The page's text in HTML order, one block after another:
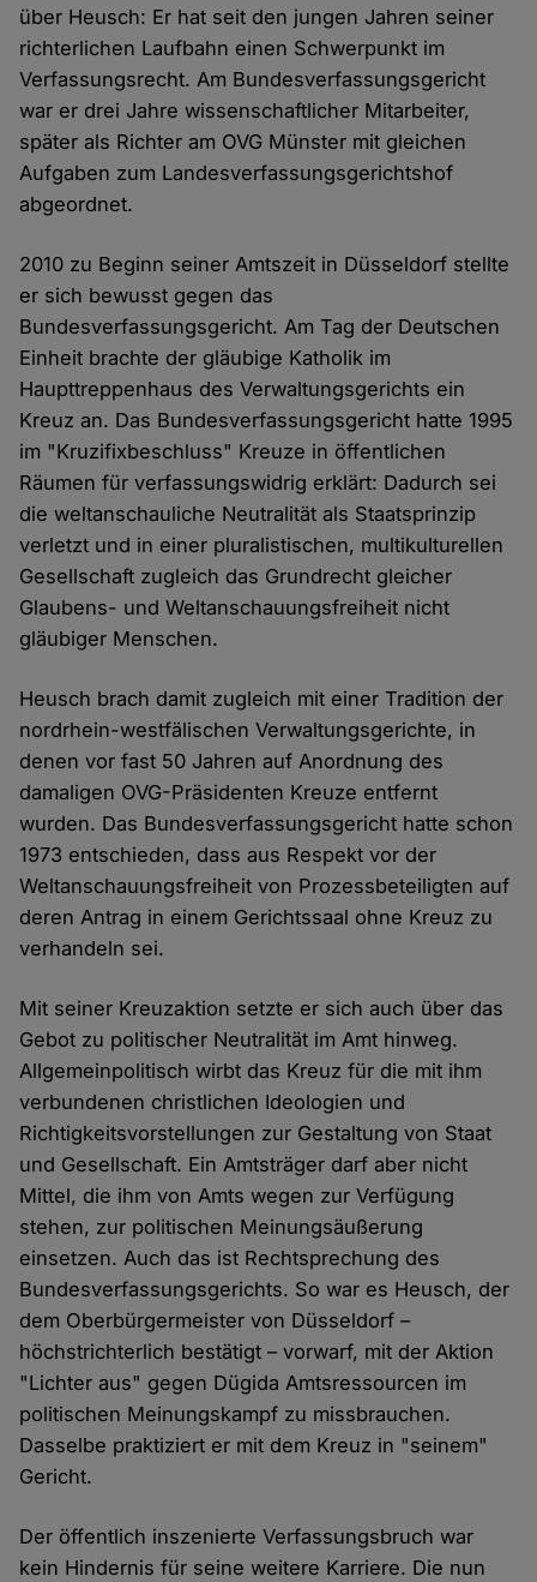
über Heusch: Er hat seit den jungen Jahren seiner
richterlichen Laufbahn einen Schwerpunkt im
Verfassungsrecht. Am Bundesverfassungsgericht
war er drei Jahre wissenschaftlicher Mitarbeiter,
später als Richter am OVG Münster mit gleichen
Aufgaben zum Landesverfassungsgerichtshof
abgeordnet.
2010 zu Beginn seiner Amtszeit in Düsseldorf stellte
er sich bewusst gegen das
Bundesverfassungsgericht. Am Tag der Deutschen
Einheit brachte der gläubige Katholik im
Haupttreppenhaus des Verwaltungsgerichts ein
Kreuz an. Das Bundesverfassungsgericht hatte 1995
im "Kruzifixbeschluss" Kreuze in öffentlichen
Räumen für verfassungswidrig erklärt: Dadurch sei
die weltanschauliche Neutralität als Staatsprinzip
verletzt und in einer pluralistischen, multikulturellen
Gesellschaft zugleich das Grundrecht gleicher
Glaubens- und Weltanschauungsfreiheit nicht
gläubiger Menschen.
Heusch brach damit zugleich mit einer Tradition der
nordrhein-westfälischen Verwaltungsgerichte, in
denen vor fast 50 Jahren auf Anordnung des
damaligen OVG-Präsidenten Kreuze entfernt
wurden. Das Bundesverfassungsgericht hatte schon
1973 entschieden, dass aus Respekt vor der
Weltanschauungsfreiheit von Prozessbeteiligten auf
deren Antrag in einem Gerichtssaal ohne Kreuz zu
verhandeln sei.
Mit seiner Kreuzaktion setzte er sich auch über das
Gebot zu politischer Neutralität im Amt hinweg.
Allgemeinpolitisch wirbt das Kreuz für die mit ihm
verbundenen christlichen Ideologien und
Richtigkeitsvorstellungen zur Gestaltung von Staat
und Gesellschaft. Ein Amtsträger darf aber nicht
Mittel, die ihm von Amts wegen zur Verfügung
stehen, zur politischen Meinungsäußerung
einsetzen. Auch das ist Rechtsprechung des
Bundesverfassungsgerichts. So war es Heusch, der
dem Oberbürgermeister von Düsseldorf –
höchstrichterlich bestätigt – vorwarf, mit der Aktion
"Lichter aus" gegen Dügida Amtsressourcen im
politischen Meinungskampf zu missbrauchen.
Dasselbe praktiziert er mit dem Kreuz in "seinem"
Gericht.
Der öffentlich inszenierte Verfassungsbruch war
kein Hindernis für seine weitere Karriere. Die nun